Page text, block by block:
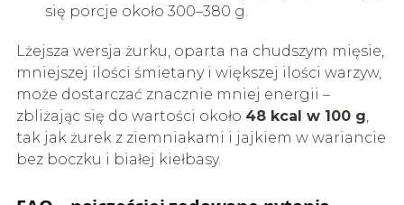
się porcje około 300–380 g.
Lżejsza wersja żurku, oparta na chudszym mięsie,
mniejszej ilości śmietany i większej ilości warzyw,
może dostarczać znacznie mniej energii –
zbliżając się do wartości około 48 kcal w 100 g,
tak jak żurek z ziemniakami i jajkiem w wariancie
bez boczku i białej kiełbasy.